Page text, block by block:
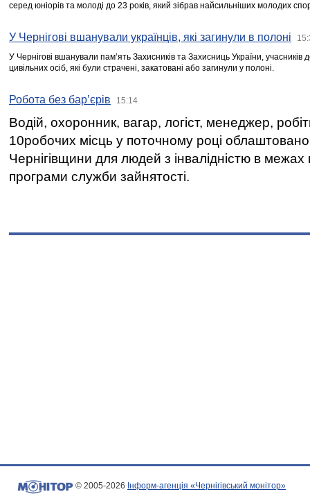
серед юніорів та молоді до 23 років, який зібрав найсильніших молодих
У Чернігові вшанували українців, які загинули в полоні
У Чернігові вшанували пам’ять Захисників та Захисниць України,
цивільних осіб, які були страчені, закатовані або загинули у полоні.
Робота без бар’єрів 15:14
Водій, охоронник, вагар, логіст, менеджер,
10робочих місць у поточному році
Чернігівщини для людей з інвалідністю в межах
програми служби зайнятості.
© 2005-2026 Інформ-агенція «Чернігівський монітор»